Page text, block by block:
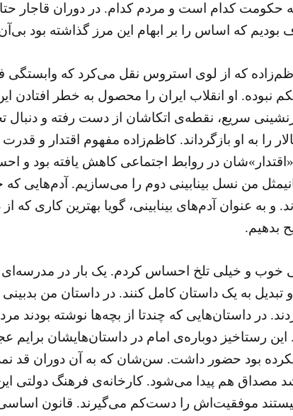
کدام است و مردم کدام. در دوران قاجار حتا
که اساس را بر ابهام این مرز گذاشته بود
که از لوی استروس نقل می‌کرد که وابستگی
نبوده. او انقلاب ایران را محصول به خطر
سریع، نقطه‌ی اتکاشان از دست رفته و دنبال
را به او بازگرداند. کاظم‌زاده مفهوم اقتدار و
در روابط اجتماعی کاهش یافته بود و
من نسل بینابینی دوم را می‌سازیم. آدم‌هایی که
و به عنوان آدم‌های بینابینی، گویا بهترین کاری
بدهیم.
خوب و خیلی تلخ احساس کردم. یک بار در مدرسه‌ای
تبدیل به یک داستان کامل کنند. در داستان من
در داستان‌هایی که چندتا از بچه‌ها نوشته بودند
دوباره‌ی امام در داستان‌هایشان برایم
نکرده بود حضور داشت. سن‌شان که به آن دوران قد
مصداق هم پیدا می‌شود. کارخانه‌ی فرهنگ دولتی
موفقیت‌اش را دست‌کم می‌گیرند. قانون